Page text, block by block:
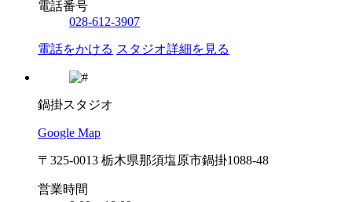
電話番号
028-612-3907
電話をかける スタジオ詳細を見る
鍋掛スタジオ
Google Map
〒325-0013 栃木県那須塩原市鍋掛1088-48
営業時間